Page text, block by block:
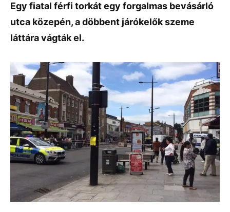
Egy fiatal férfi torkát egy forgalmas bevásárló
utca közepén, a döbbent járókelők szeme
láttára vágták el.